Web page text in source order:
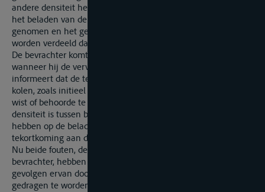
andere densiteit hebben en waarbij een andere volgorde bij
het beladen van de verschillende ruimen in acht diende
genomen en het gewicht over deze ruimen anders diende te
worden verdeeld dan bij een lading kolen.
De bevrachter komt zijnerzijds tekort aan zijn informatieplicht
wanneer hij de vervoerder er niet duidelijk en tijdig van
informeert dat de te laden goederen ertsen zijn en geen
kolen, zoals initieel mondeling medegedeeld. De bevrachter
wist of behoorde te weten dat er een groot verschil in
densiteit is tussen beide producten en dat zulks invloed kan
hebben op de belading. Deze tekortkoming is tevens een
tekortkoming aan de zorgvuldigheidsplicht.
Nu beide fouten, deze van de vervoerder en deze van de
bevrachter, hebben bijgedragen tot de schade, dienen de
gevolgen ervan door beide paartijen bij gelijke helften
gedragen te worden.